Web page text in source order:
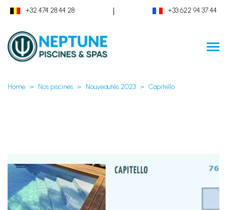
+32 474 28 44 28 | +33 622 94 37 44
Home Nos piscines Nouveautés 2023 Capitello